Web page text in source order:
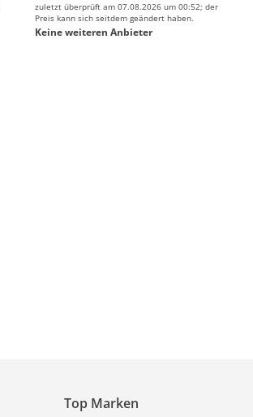
zuletzt überprüft am 07.08.2026 um 00:52; der
Preis kann sich seitdem geändert haben.
Keine weiteren Anbieter
Top Marken